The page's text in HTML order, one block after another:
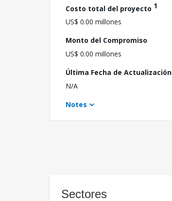
Costo total del proyecto 1
US$ 0.00 millones
Monto del Compromiso
US$ 0.00 millones
Última Fecha de Actualización
N/A
Notes
Sectores